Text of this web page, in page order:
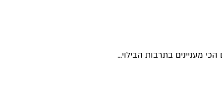
מעניינים בתרבות הבילוי...